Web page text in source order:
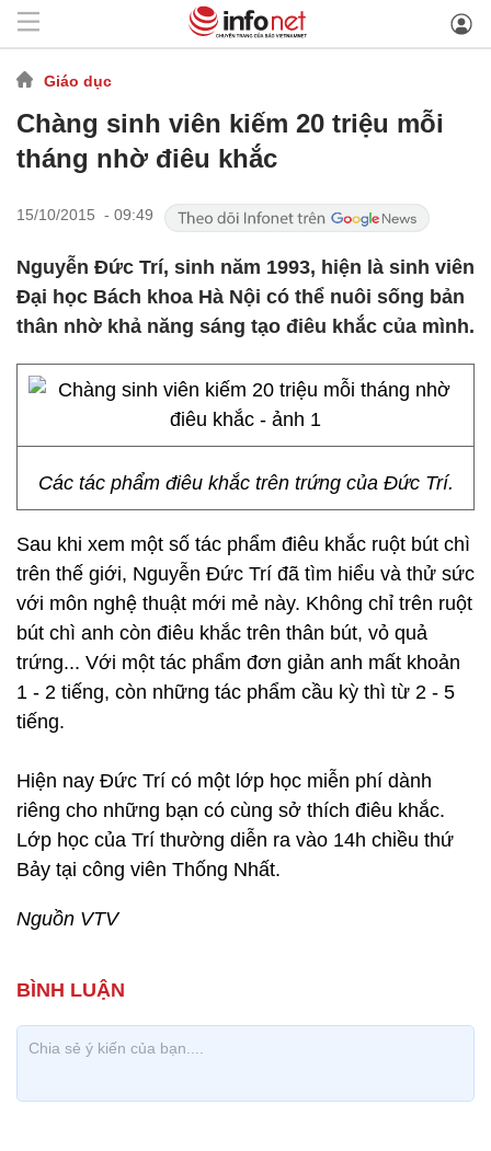
Giáo dục
Chàng sinh viên kiếm 20 triệu mỗi
tháng nhờ điêu khắc
15/10/2015 - 09:49
Nguyễn Đức Trí, sinh năm 1993, hiện là sinh viên
Đại học Bách khoa Hà Nội có thể nuôi sống bản
thân nhờ khả năng sáng tạo điêu khắc của mình.
Các tác phẩm điêu khắc trên trứng của Đức Trí.
Sau khi xem một số tác phẩm điêu khắc ruột bút chì
trên thế giới, Nguyễn Đức Trí đã tìm hiểu và thử sức
với môn nghệ thuật mới mẻ này. Không chỉ trên ruột
bút chì anh còn điêu khắc trên thân bút, vỏ quả
trứng... Với một tác phẩm đơn giản anh mất khoản
1 - 2 tiếng, còn những tác phẩm cầu kỳ thì từ 2 - 5
tiếng.
Hiện nay Đức Trí có một lớp học miễn phí dành
riêng cho những bạn có cùng sở thích điêu khắc.
Lớp học của Trí thường diễn ra vào 14h chiều thứ
Bảy tại công viên Thống Nhất.
Nguồn VTV